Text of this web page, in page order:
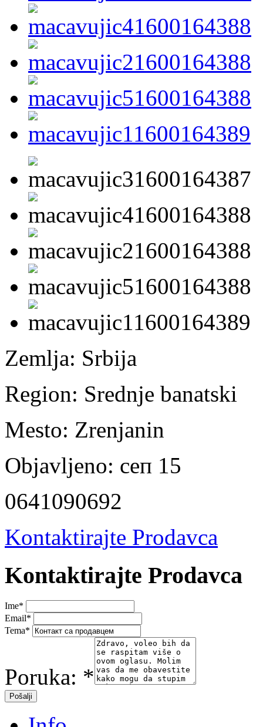
Zemlja: Srbija
Region: Srednje banatski
Mesto: Zrenjanin
Objavljeno: сеп 15
0641090692
Kontaktirajte Prodavca
Kontaktirajte Prodavca
Ime*
Email*
Tema*
Poruka: *